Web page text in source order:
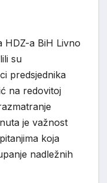
HDZ-a BiH Livno
su
predsjednika
na redovitoj
je važnost
koja
nadležnih